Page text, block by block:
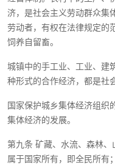
济，是社会主义劳动群众集
劳动者，有权在法律规定的
饲养自留畜。
城镇中的手工业、工业、建
种形式的合作经济，都是社
国家保护城乡集体经济组织
集体经济的发展。
第九条 矿藏、水流、森林
属于国家所有，即全民所有